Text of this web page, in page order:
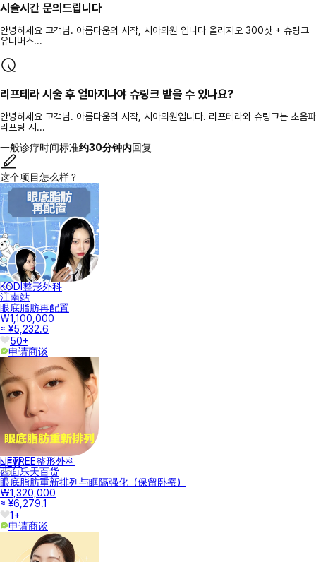
시술시간 문의드립니다
안녕하세요 고객님. 아름다움의 시작, 시아의원 입니다 올리지오 300샷 + 슈링크
유니버스...
리프테라 시술 후 얼마지나야 슈링크 받을 수 있나요?
안녕하세요 고객님. 아름다움의 시작, 시아의원입니다. 리프테라와 슈링크는 초음파
리프팅 시...
一般诊疗时间标准约30分钟内回复
这个项目怎么样？
KODI整形外科
江南站
眼底脂肪再配置
₩1,100,000
≈ ¥5,232.6
50+
申请商谈
NEW
LIFTREE整形外科
西面乐天百货
眼底脂肪重新排列与眶隔强化（保留卧蚕）
₩1,320,000
≈ ¥6,279.1
1+
申请商谈